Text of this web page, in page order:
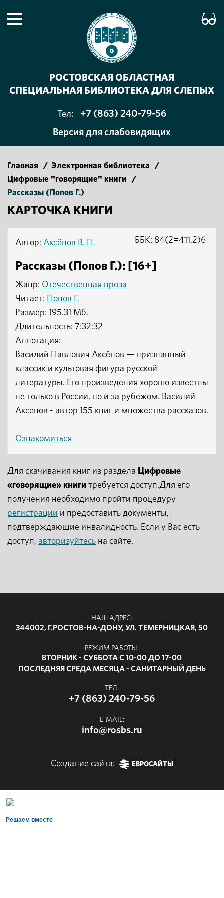
РОСТОВСКАЯ ОБЛАСТНАЯ
СПЕЦИАЛЬНАЯ БИБЛИОТЕКА ДЛЯ СЛЕПЫХ
Тел:
+7 (863) 240-79-56
Версия для слабовидящих
Главная / Электронная библиотека
/
Цифровые "говорящие" книги
/
Рассказы (Попов Г.)
КАРТОЧКА КНИГИ
Автор: Аксёнов В. П.
Рассказы (Попов Г.): [16+]
Жанр: Отечественная проза
Читает: Попов Г.
ББК: 84(2=411.2)6
Размер: 195.31 Мб.
Длительность: 7:32:32
Аннотация:
Василий Павлович Аксёнов — признанный
классик и культовая фигура русской
литературы. Его произведения хорошо известны
не только в России, но и за рубежом. Василий
Аксенов - автор 155 книг и множества рассказов.
Ознакомиться
Для скачивания книг из раздела Цифровые
«говорящие» книги требуется доступ.Для его
получения необходимо пройти процедуру
регистрации и предоставить документы,
подтверждающие инвалидность. Если у Вас есть
доступ, авторизуйтесь на сайте.
НАШ АДРЕС:
344002, Г.РОСТОВ-НА-ДОНУ, УЛ. ТЕМЕРНИЦКАЯ, 50
РЕЖИМ РАБОТЫ:
ВТОРНИК - СУББОТА С 10-00 ДО 17-00
ПОСЛЕДНЯЯ СРЕДА МЕСЯЦА - САНИТАРНЫЙ ДЕНЬ
ТЕЛ:
+7 (863) 240-79-56
E-MAIL:
info@rosbs.ru
Создание сайта: ЕВРОСАЙТЫ
Решаем вместе